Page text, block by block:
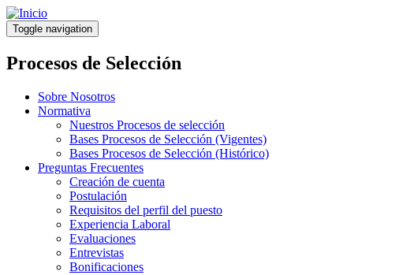
Pasar
al
contenido
principal
Toggle navigation
Procesos de Selección
Sobre Nosotros
Normativa
Nuestros Procesos de selección
Bases Procesos de Selección (Vigentes)
Bases Procesos de Selección (Histórico)
Preguntas Frecuentes
Creación de cuenta
Postulación
Requisitos del perfil del puesto
Experiencia Laboral
Evaluaciones
Entrevistas
Bonificaciones